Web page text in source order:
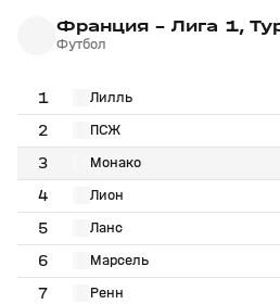
Франция - Лига 1,
Футбол
1 Лилль
2
ПСЖ
3
Монако
4
Лион
5
Ланс
6
Марсель
7
Ренн